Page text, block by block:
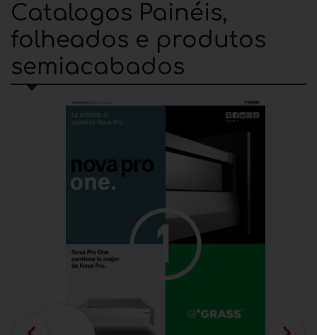
Catalogos Painéis,
folheados e produtos
semiacabados